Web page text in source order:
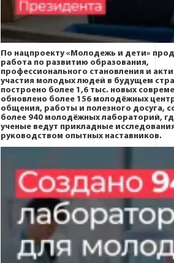
По нацпроекту «Молодежь и дети»
работа по развитию образования,
профессионального становления и
участия молодых людей в будущем
построено более 1,6 тыс. новых
обновлено более 156 молодёжных
общения, работы и полезного досуга,
более 940 молодёжных лабораторий,
ученые ведут прикладные
руководством опытных наставников.